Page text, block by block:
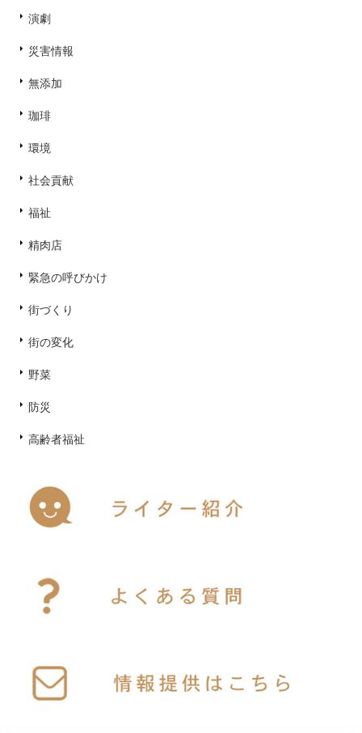
演劇
災害情報
無添加
珈琲
環境
社会貢献
福祉
精肉店
緊急の呼びかけ
街づくり
街の変化
野菜
防災
高齢者福祉